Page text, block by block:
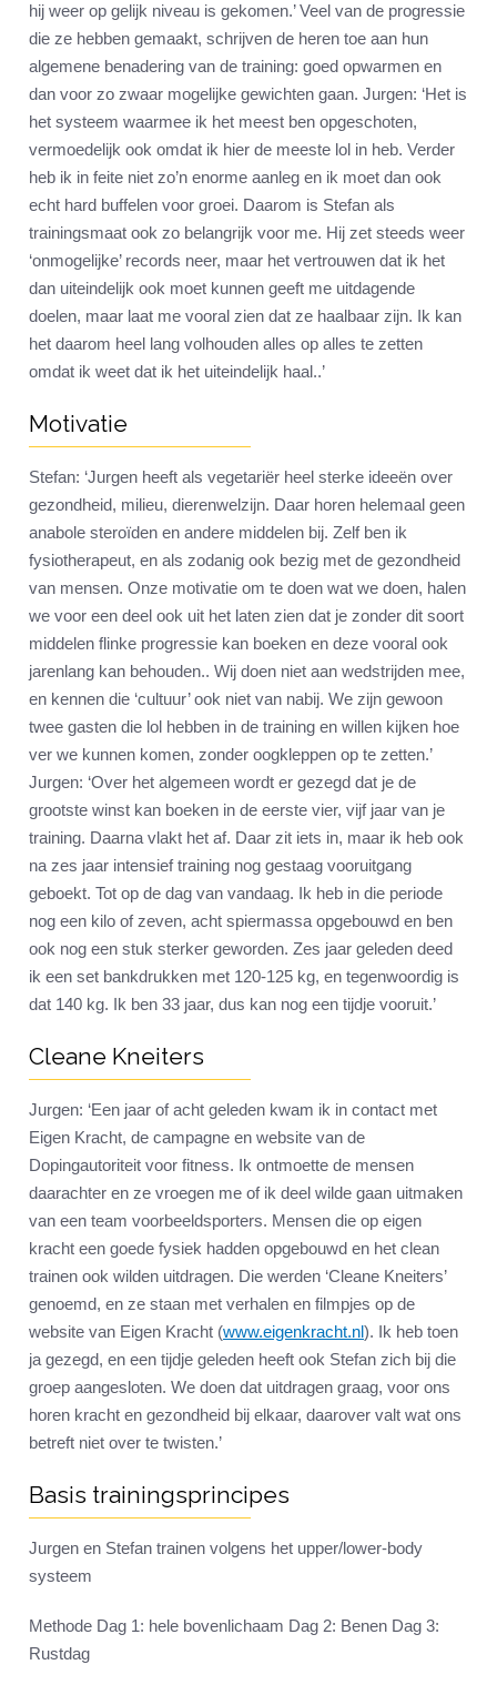
hij weer op gelijk niveau is gekomen.’ Veel van de progressie
die ze hebben gemaakt, schrijven de heren toe aan hun
algemene benadering van de training: goed opwarmen en
dan voor zo zwaar mogelijke gewichten gaan. Jurgen: ‘Het is
het systeem waarmee ik het meest ben opgeschoten,
vermoedelijk ook omdat ik hier de meeste lol in heb. Verder
heb ik in feite niet zo’n enorme aanleg en ik moet dan ook
echt hard buffelen voor groei. Daarom is Stefan als
trainingsmaat ook zo belangrijk voor me. Hij zet steeds weer
‘onmogelijke’ records neer, maar het vertrouwen dat ik het
dan uiteindelijk ook moet kunnen geeft me uitdagende
doelen, maar laat me vooral zien dat ze haalbaar zijn. Ik kan
het daarom heel lang volhouden alles op alles te zetten
omdat ik weet dat ik het uiteindelijk haal..’
Motivatie
Stefan: ‘Jurgen heeft als vegetariër heel sterke ideeën over
gezondheid, milieu, dierenwelzijn. Daar horen helemaal geen
anabole steroïden en andere middelen bij. Zelf ben ik
fysiotherapeut, en als zodanig ook bezig met de gezondheid
van mensen. Onze motivatie om te doen wat we doen, halen
we voor een deel ook uit het laten zien dat je zonder dit soort
middelen flinke progressie kan boeken en deze vooral ook
jarenlang kan behouden.. Wij doen niet aan wedstrijden mee,
en kennen die ‘cultuur’ ook niet van nabij. We zijn gewoon
twee gasten die lol hebben in de training en willen kijken hoe
ver we kunnen komen, zonder oogkleppen op te zetten.’
Jurgen: ‘Over het algemeen wordt er gezegd dat je de
grootste winst kan boeken in de eerste vier, vijf jaar van je
training. Daarna vlakt het af. Daar zit iets in, maar ik heb ook
na zes jaar intensief training nog gestaag vooruitgang
geboekt. Tot op de dag van vandaag. Ik heb in die periode
nog een kilo of zeven, acht spiermassa opgebouwd en ben
ook nog een stuk sterker geworden. Zes jaar geleden deed
ik een set bankdrukken met 120-125 kg, en tegenwoordig is
dat 140 kg. Ik ben 33 jaar, dus kan nog een tijdje vooruit.’
Cleane Kneiters
Jurgen: ‘Een jaar of acht geleden kwam ik in contact met
Eigen Kracht, de campagne en website van de
Dopingautoriteit voor fitness. Ik ontmoette de mensen
daarachter en ze vroegen me of ik deel wilde gaan uitmaken
van een team voorbeeldsporters. Mensen die op eigen
kracht een goede fysiek hadden opgebouwd en het clean
trainen ook wilden uitdragen. Die werden ‘Cleane Kneiters’
genoemd, en ze staan met verhalen en filmpjes op de
website van Eigen Kracht (www.eigenkracht.nl). Ik heb toen
ja gezegd, en een tijdje geleden heeft ook Stefan zich bij die
groep aangesloten. We doen dat uitdragen graag, voor ons
horen kracht en gezondheid bij elkaar, daarover valt wat ons
betreft niet over te twisten.’
Basis trainingsprincipes
Jurgen en Stefan trainen volgens het upper/lower-body
systeem
Methode Dag 1: hele bovenlichaam Dag 2: Benen Dag 3:
Rustdag